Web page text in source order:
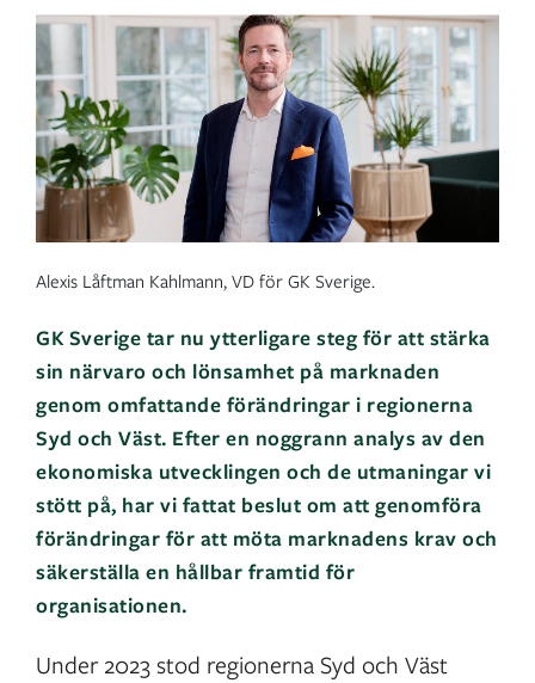
Alexis Låftman Kahlmann, VD för GK Sverige.
GK Sverige tar nu ytterligare steg för att stärka
sin närvaro och lönsamhet på marknaden
genom omfattande förändringar i regionerna
Syd och Väst. Efter en noggrann analys av den
ekonomiska utvecklingen och de utmaningar vi
stött på, har vi fattat beslut om att genomföra
förändringar för att möta marknadens krav och
säkerställa en hållbar framtid för
organisationen.
Under 2023 stod regionerna Syd och Väst